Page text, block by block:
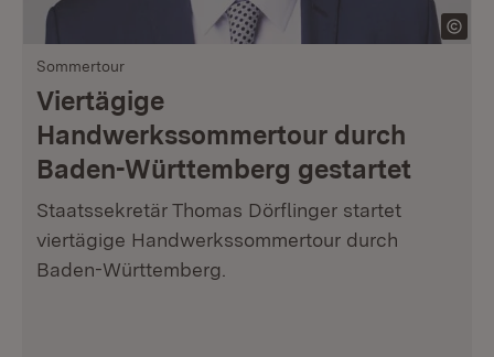
Sommertour
Viertägige
Handwerkssommertour durch
Baden-Württemberg gestartet
Staatssekretär Thomas Dörflinger startet
viertägige Handwerkssommertour durch
Baden-Württemberg.